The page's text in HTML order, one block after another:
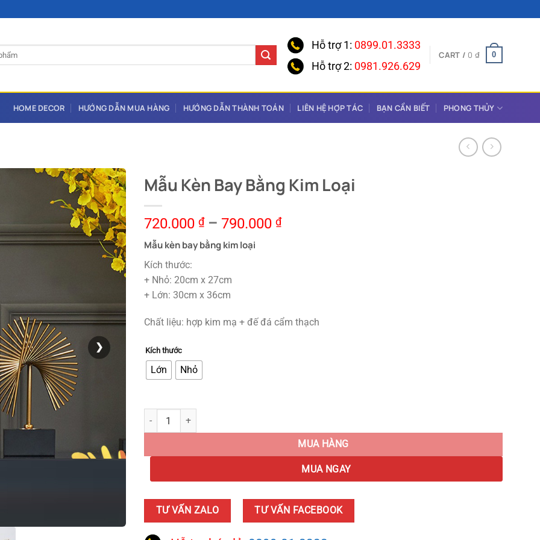
Hỗ trợ 1: 0899.01.3333
Hỗ trợ 2: 0981.926.629
CART / 0 ₫ 0
HOME DECOR HƯỚNG DẪN MUA HÀNG HƯỚNG DẪN THÀNH TOÁN LIÊN HỆ HỢP TÁC BẠN CẦN BIẾT PHONG THỦY
❯
Mẫu Kèn Bay Bằng Kim Loại
720.000 ₫– 790.000 ₫
Mẫu kèn bay bằng kim loại
Kích thước:
+ Nhỏ: 20cm x 27cm
+ Lớn: 30cm x 36cm
Chất liệu: hợp kim mạ + đế đá cẩm thạch
Kích thước
Lớn Nhỏ
Mẫu Kèn Bay Bằng Kim Loại quantity
MUA HÀNG
MUA NGAY
TƯ VẤN ZALO TƯ VẤN FACEBOOK